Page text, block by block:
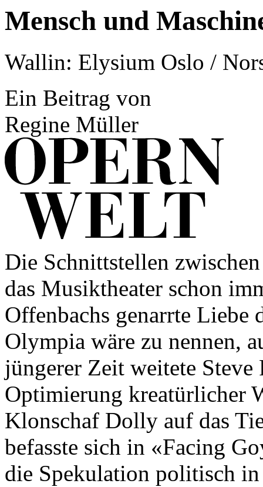
Mensch und
Wallin: Elysium Oslo /
Ein Beitrag von
Regine Müller
Die Schnittstellen
das Musiktheater schon
Offenbachs genarrte Liebe
Olympia wäre zu nennen,
jüngerer Zeit weitete Steve
Optimierung kreatürlicher
Klonschaf Dolly auf das
befasste sich in «Facing
die Spekulation politisch